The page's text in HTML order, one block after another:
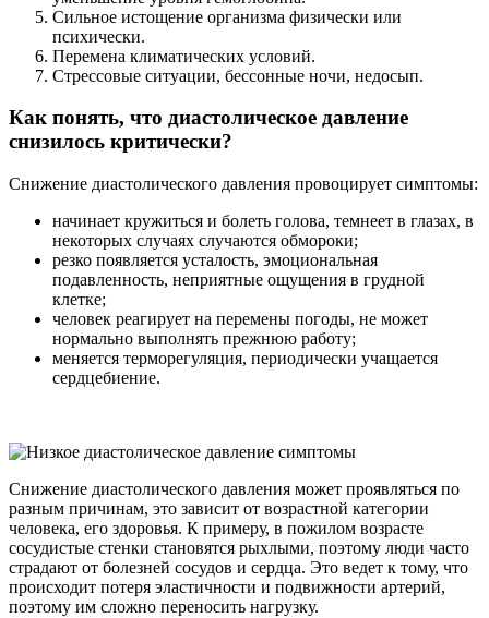
Сильное истощение организма физически или
психически.
Перемена климатических условий.
Стрессовые ситуации, бессонные ночи, недосып.
Как понять, что диастолическое давление
снизилось критически?
Снижение диастолического давления провоцирует симптомы:
начинает кружиться и болеть голова, темнеет в глазах, в
некоторых случаях случаются обмороки;
резко появляется усталость, эмоциональная
подавленность, неприятные ощущения в грудной
клетке;
человек реагирует на перемены погоды, не может
нормально выполнять прежнюю работу;
меняется терморегуляция, периодически учащается
сердцебиение.
Снижение диастолического давления может проявляться по
разным причинам, это зависит от возрастной категории
человека, его здоровья. К примеру, в пожилом возрасте
сосудистые стенки становятся рыхлыми, поэтому люди часто
страдают от болезней сосудов и сердца. Это ведет к тому, что
происходит потеря эластичности и подвижности артерий,
поэтому им сложно переносить нагрузку.